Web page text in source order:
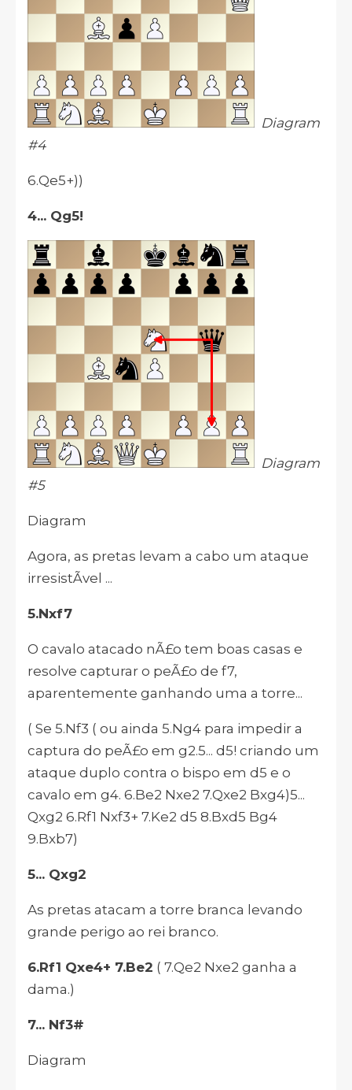
Diagram
#4
6.Qe5+))
4... Qg5!
Diagram
#5
Diagram
Agora, as pretas levam a cabo um ataque
irresistÃ­vel ...
5.Nxf7
O cavalo atacado nÃ£o tem boas casas e
resolve capturar o peÃ£o de f7,
aparentemente ganhando uma a torre...
( Se 5.Nf3 ( ou ainda 5.Ng4 para impedir a
captura do peÃ£o em g2.5... d5! criando um
ataque duplo contra o bispo em d5 e o
cavalo em g4. 6.Be2 Nxe2 7.Qxe2 Bxg4)5...
Qxg2 6.Rf1 Nxf3+ 7.Ke2 d5 8.Bxd5 Bg4
9.Bxb7)
5... Qxg2
As pretas atacam a torre branca levando
grande perigo ao rei branco.
6.Rf1 Qxe4+ 7.Be2 ( 7.Qe2 Nxe2 ganha a
dama.)
7... Nf3#
Diagram